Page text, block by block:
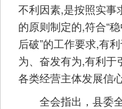
不利因素,是按照实事
的原则制定的,符合“
后破”的工作要求,有
为、奋发有为,有利于
各类经营主体发展信心
全会指出，县委全